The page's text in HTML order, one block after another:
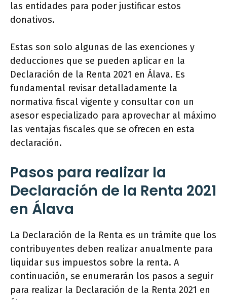
las entidades para poder justificar estos
donativos.
Estas son solo algunas de las exenciones y
deducciones que se pueden aplicar en la
Declaración de la Renta 2021 en Álava. Es
fundamental revisar detalladamente la
normativa fiscal vigente y consultar con un
asesor especializado para aprovechar al máximo
las ventajas fiscales que se ofrecen en esta
declaración.
Pasos para realizar la
Declaración de la Renta 2021
en Álava
La Declaración de la Renta es un trámite que los
contribuyentes deben realizar anualmente para
liquidar sus impuestos sobre la renta. A
continuación, se enumerarán los pasos a seguir
para realizar la Declaración de la Renta 2021 en